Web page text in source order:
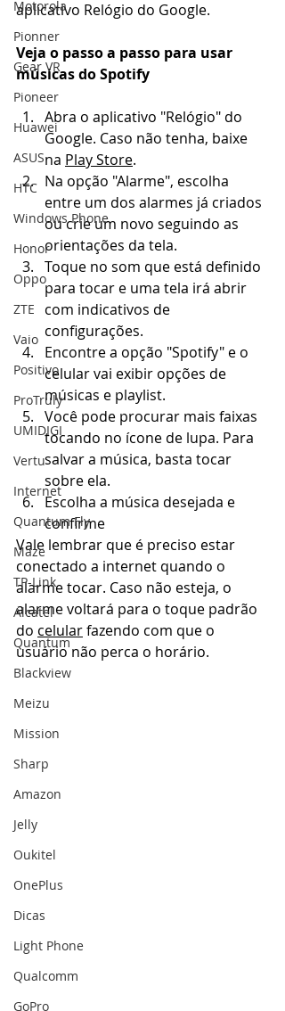
Motorola
Pionner
Gear VR
Pioneer
Huawei
ASUS
HTC
Windows Phone
Honor
Oppo
ZTE
Vaio
Positivo
ProTruly
UMIDIGI
Vertu
Internet
Quantum Fly
Maze
TP-Link
Alcatel
Quantum
Blackview
Meizu
Mission
Sharp
Amazon
Jelly
Oukitel
OnePlus
Dicas
Light Phone
Qualcomm
GoPro
aplicativo Relógio do Google.
Veja o passo a passo para usar
músicas do Spotify
Abra o aplicativo "Relógio" do
Google. Caso não tenha, baixe
na Play Store.
Na opção "Alarme", escolha
entre um dos alarmes já criados
ou crie um novo seguindo as
orientações da tela.
Toque no som que está definido
para tocar e uma tela irá abrir
com indicativos de
configurações.
Encontre a opção "Spotify" e o
celular vai exibir opções de
músicas e playlist.
Você pode procurar mais faixas
tocando no ícone de lupa. Para
salvar a música, basta tocar
sobre ela.
Escolha a música desejada e
confirme
Vale lembrar que é preciso estar
conectado a internet quando o
alarme tocar. Caso não esteja, o
alarme voltará para o toque padrão
do celular fazendo com que o
usuário não perca o horário.